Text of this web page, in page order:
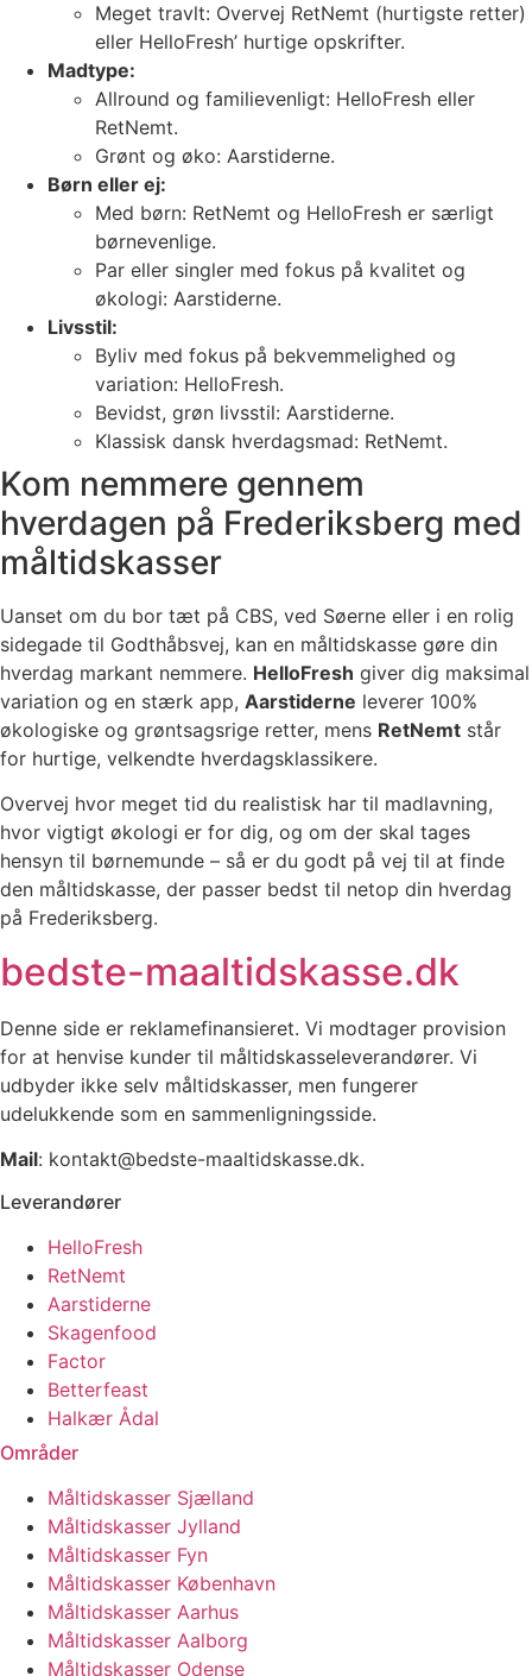
Meget travlt: Overvej RetNemt (hurtigste retter)
eller HelloFresh’ hurtige opskrifter.
Madtype:
Allround og familievenligt: HelloFresh eller
RetNemt.
Grønt og øko: Aarstiderne.
Børn eller ej:
Med børn: RetNemt og HelloFresh er særligt
børnevenlige.
Par eller singler med fokus på kvalitet og
økologi: Aarstiderne.
Livsstil:
Byliv med fokus på bekvemmelighed og
variation: HelloFresh.
Bevidst, grøn livsstil: Aarstiderne.
Klassisk dansk hverdagsmad: RetNemt.
Kom nemmere gennem
hverdagen på Frederiksberg med
måltidskasser
Uanset om du bor tæt på CBS, ved Søerne eller i en rolig
sidegade til Godthåbsvej, kan en måltidskasse gøre din
hverdag markant nemmere. HelloFresh giver dig maksimal
variation og en stærk app, Aarstiderne leverer 100%
økologiske og grøntsagsrige retter, mens RetNemt står
for hurtige, velkendte hverdagsklassikere.
Overvej hvor meget tid du realistisk har til madlavning,
hvor vigtigt økologi er for dig, og om der skal tages
hensyn til børnemunde – så er du godt på vej til at finde
den måltidskasse, der passer bedst til netop din hverdag
på Frederiksberg.
bedste-maaltidskasse.dk
Denne side er reklamefinansieret. Vi modtager provision
for at henvise kunder til måltidskasseleverandører. Vi
udbyder ikke selv måltidskasser, men fungerer
udelukkende som en sammenligningsside.
Mail: kontakt@bedste-maaltidskasse.dk.
Leverandører
HelloFresh
RetNemt
Aarstiderne
Skagenfood
Factor
Betterfeast
Halkær Ådal
Områder
Måltidskasser Sjælland
Måltidskasser Jylland
Måltidskasser Fyn
Måltidskasser København
Måltidskasser Aarhus
Måltidskasser Aalborg
Måltidskasser Odense